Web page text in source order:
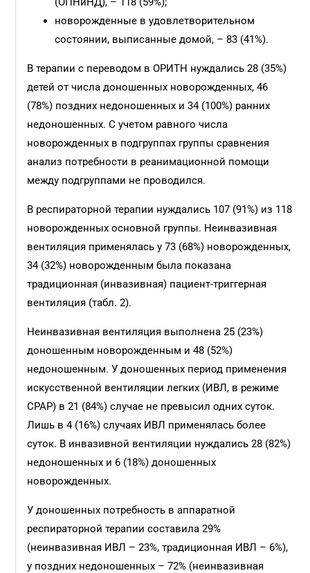
новорожденные в удовлетворительном
состоянии, выписанные домой, – 83 (41%).
В терапии с переводом в ОРИТН нуждались 28 (35%)
детей от числа доношенных новорожденных, 46
(78%) поздних недоношенных и 34 (100%) ранних
недоношенных. С учетом равного числа
новорожденных в подгруппах группы сравнения
анализ потребности в реанимационной помощи
между подгруппами не проводился.
В респираторной терапии нуждались 107 (91%) из 118
новорожденных основной группы. Неинвазивная
вентиляция применялась у 73 (68%) новорожденных,
34 (32%) новорожденным была показана
традиционная (инвазивная) пациент-триггерная
вентиляция (табл. 2).
Неинвазивная вентиляция выполнена 25 (23%)
доношенным новорожденным и 48 (52%)
недоношенным. У доношенных период применения
искусственной вентиляции легких (ИВЛ, в режиме
СРАР) в 21 (84%) случае не превысил одних суток.
Лишь в 4 (16%) случаях ИВЛ применялась более
суток. В инвазивной вентиляции нуждались 28 (82%)
недоношенных и 6 (18%) доношенных
новорожденных.
У доношенных потребность в аппаратной
респираторной терапии составила 29%
(неинвазивная ИВЛ – 23%, традиционная ИВЛ – 6%),
у поздних недоношенных – 72% (неинвазивная